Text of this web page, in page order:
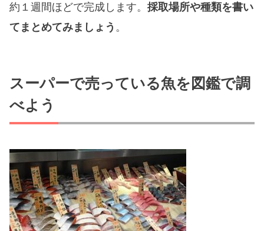
約１週間ほどで完成します。採取場所や種類を書い
てまとめてみましょう 。
スーパーで売っている魚を図鑑で調
べよう